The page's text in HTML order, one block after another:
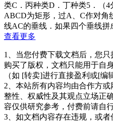
类C．丙种类D．丁种类5．（4
ABCD为矩形，过A、C作对角
线AC的垂线．如果四个垂线拼
查看更多
1、当您付费下载文档后，您
购买了版权，文档只能用于自
（如 [转卖]进行直接盈利或[编
2、本站所有内容均由合作方
整性、权威性及其观点立场正
容仅供研究参考，付费前请自行
3、如文档内容存在违规，或